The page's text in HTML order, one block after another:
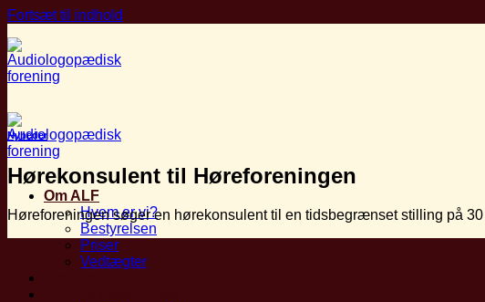
Fortsæt til indhold
Om ALF
Hvem er vi?
Bestyrelsen
Priser
Vedtægter
Nyheder
Hørekonsulent til Høreforeningen
Høreforeningen søger en hørekonsulent til en tidsbegrænset stilling på